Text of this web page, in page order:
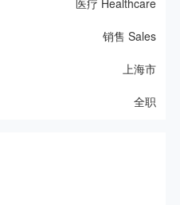
医疗 Healthcare
销售 Sales
上海市
全职